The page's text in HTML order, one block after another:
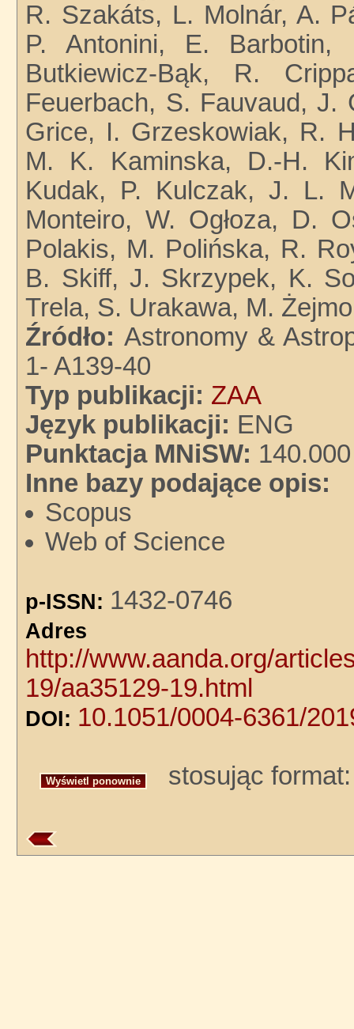
R. Szakáts, L. Molnár, A.
P. Antonini, E.
Butkiewicz-Bąk, R.
Feuerbach, S. Fauvaud, J.
Grice, I. Grzeskowiak, R.
M. K. Kaminska, D.-H.
Kudak, P. Kulczak, J. L.
Monteiro, W. Ogłoza, D.
Polakis, M. Polińska, R.
B. Skiff, J. Skrzypek, K.
Trela, S. Urakawa, M.
Źródło:Astronomy &
1- A139-40
Typ publikacji: ZAA
Język publikacji: ENG
Punktacja MNiSW: 140.000
Inne bazy podające opis:
Scopus
Web of Science
p-ISSN: 1432-0746
http://www.aanda.org/
19/aa35129-19.html
DOI: 10.1051/0004-6361/
stosując